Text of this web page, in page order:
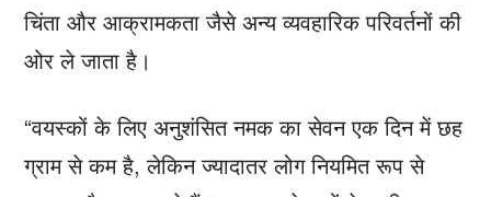
चिंता और आक्रामकता जैसे अन्य व्यवहारिक परिवर्तनों की
ओर ले जाता है।
“वयस्कों के लिए अनुशंसित नमक का सेवन एक दिन में छह
ग्राम से कम है, लेकिन ज्यादातर लोग नियमित रूप से